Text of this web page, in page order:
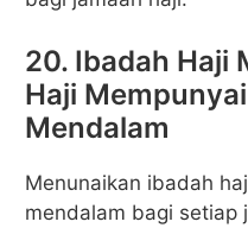
20. Ibadah Haji
Haji
Mendalam
Menunaikan ibadah
mendalam bagi setiap